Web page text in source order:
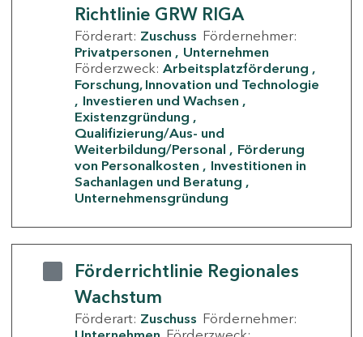
Richtlinie GRW RIGA
Förderart: Zuschuss Fördernehmer:
Privatpersonen
Unternehmen
Förderzweck: Arbeitsplatzförderung
Forschung, Innovation und Technologie
Investieren und Wachsen
Existenzgründung
Qualifizierung/Aus- und
Weiterbildung/Personal
Förderung
von Personalkosten
Investitionen in
Sachanlagen und Beratung
Unternehmensgründung
Förderrichtlinie Regionales
Wachstum
Förderart: Zuschuss Fördernehmer: